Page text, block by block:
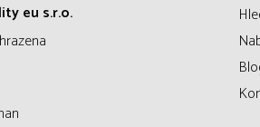
eu s.r.o.